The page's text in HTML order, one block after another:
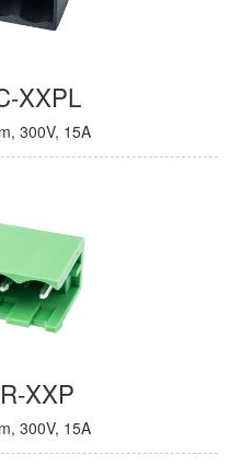
XXPL
300V, 15A
XXP
300V, 15A